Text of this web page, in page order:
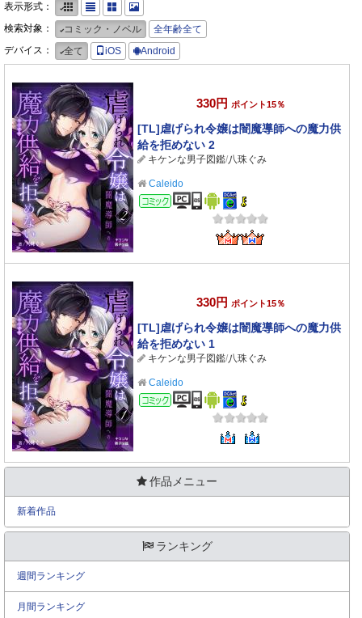
表示形式：
検索対象：
コミック・ノベル
全年齢全て
デバイス：
全て iOS Android
330円 ポイント15％
[TL]虐げられ令嬢は闇魔導師への魔力供
給を拒めない 2
キケンな男子図鑑/八珠ぐみ
Caleido
コミック
330円 ポイント15％
[TL]虐げられ令嬢は闇魔導師への魔力供
給を拒めない 1
キケンな男子図鑑/八珠ぐみ
Caleido
コミック
作品メニュー
新着作品
ランキング
週間ランキング
月間ランキング